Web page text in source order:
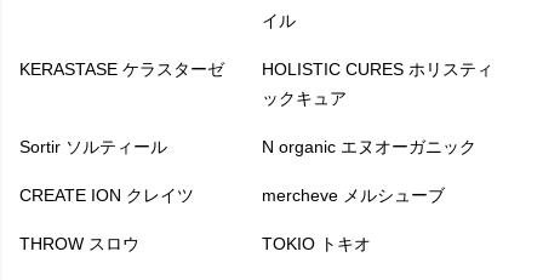
イル
KERASTASE ケラスターゼ
HOLISTIC CURES ホリスティ
ックキュア
Sortir ソルティール N organic エヌオーガニック
CREATE ION クレイツ mercheve メルシューブ
THROW スロウ TOKIO トキオ